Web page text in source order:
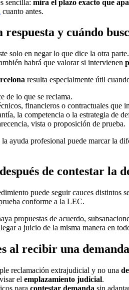
sencilla: mira el plazo exacto que
cuanto antes.
y cuándo
solo en negar lo que dice la otra
habrá que valorar si intervienen
resulta especialmente útil
de lo que se reclama.
financieros o contractuales que
la competencia o la estrategia de
vista o proposición de prueba.
ayuda profesional puede marcar la
de contestar la
puede seguir cauces distintos
conforme a la LEC.
propuestas de acuerdo,
a juicio de la misma manera en
al recibir una
reclamación extrajudicial y no una
el emplazamiento judicial.
para contestar demanda sin